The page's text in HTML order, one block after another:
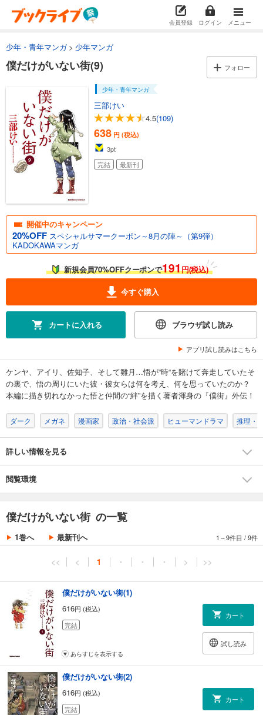
会員登録 ログイン メニュー
少年・青年マンガ 少年マンガ
僕だけがいない街(9) フォロー
少年・青年マンガ
三部けい
4.5(109)
638 円 (税込)
3pt
完結
最新刊
開催中のキャンペーン
20%OFF スペシャルサマークーポン～8月の陣～（第9弾）
KADOKAWAマンガ
新規会員70%OFFクーポンで191円(税込)
今すぐ購入
カートに入れる ブラウザ試し読み
アプリ試し読みはこちら
ケンヤ、アイリ、佐知子、そして雛月…悟が“時“を賭けて奔走していたそ
の裏で、悟の周りにいた彼・彼女らは何を考え、何を思っていたのか？
本編に描き切れなかった悟と仲間の“絆”を描く著者渾身の『僕街』外伝！
ダーク メガネ 漫画家 政治・社会派 ヒューマンドラマ 推理・
詳しい情報を見る
閲覧環境
僕だけがいない街 の一覧
1巻へ 最新刊へ 1～9件目 /9件
<< < 1 ・ ・ ・ > >>
僕だけがいない街(1)
616円 (税込)
完結
カート
試し読み
あらすじを表示する
僕だけがいない街(2)
616円 (税込)
完結
カート